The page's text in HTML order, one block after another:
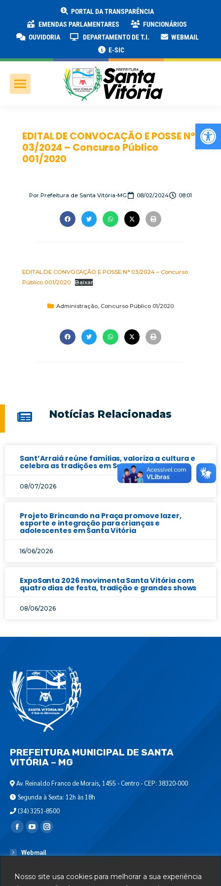
Nosso site usa cookies para melhorar a sua experiência
PORTAL DA TRANSPARÊNCIA
EMENDAS PARLAMENTARES
FUNCIONÁRIOS
OUVIDORIA
DEPARTAMENTO DE T.I.
WEBMAIL
E-SIC
EDITAL DE CONVOCAÇÃO E POSSE N°
03/2024 – Concurso Público
001/2020
Por Prefeitura de Santa Vitória-MG 08/02/2024 08:01
EDITAL DE CONVOCAÇÃO E POSSE N° 03/2024 – Concurso
Público 001/2020
Baixar
Administração Concurso Público 01/2020
Notícias Relacionadas
Sant’Arraiá reúne famílias, valoriza a cultura e
celebra as tradições em Santa Vitória
08/07/2026
Projeto Brincando na Praça promove lazer,
esporte e integração para crianças e
adolescentes em Santa Vitória
16/06/2026
ExpoSanta 2026 movimenta Santa Vitória com
quatro dias de festa, tradição e grandes shows
08/06/2026
PREFEITURA MUNICIPAL DE SANTA
VITÓRIA – MG
Av. Reinaldo Franco de Morais, 1455 - Centro - CEP: 38320-000
Segunda à Sexta: 12h às 18h
(34) 3251-8500
Encontre-nos em:
Webmail